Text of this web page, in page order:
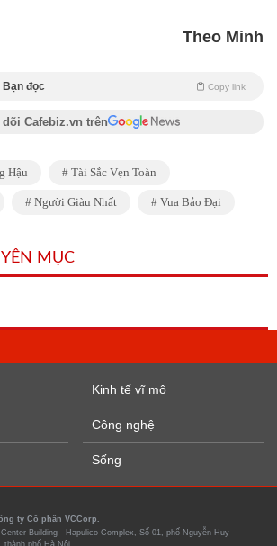
Theo Minh
Bạn đọc Copy link
dõi Cafebiz.vn trên
Hậu Tài Sắc Vẹn Toàn
Người Giàu Nhất Vua Bảo Đại
MỤC
Kinh tế vĩ mô
Công nghệ
Sống
ty Cổ phần VCCorp.
Building - Hapulico Complex, Số 01, phố Nguyễn Huy